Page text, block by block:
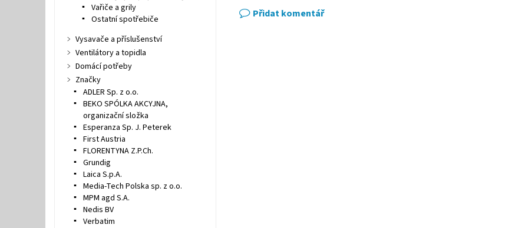
Přidat komentář
Vařiče a grily
Ostatní spotřebiče
Vysavače a příslušenství
Ventilátory a topidla
Domácí potřeby
Značky
ADLER Sp. z o.o.
BEKO SPÓLKA AKCYJNA,
organizační složka
Esperanza Sp. J. Peterek
First Austria
FLORENTYNA Z.P.Ch.
Grundig
Laica S.p.A.
Media-Tech Polska sp. z o.o.
MPM agd S.A.
Nedis BV
Verbatim